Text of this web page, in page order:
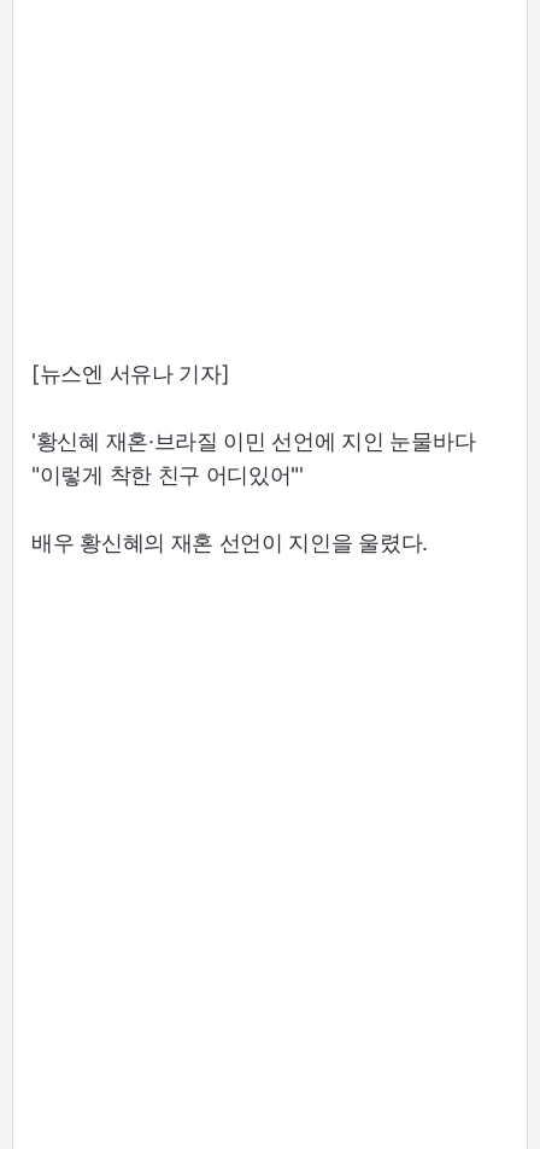
[뉴스엔 서유나 기자]
'황신혜 재혼·브라질 이민 선언에 지인 눈물바다
"이렇게 착한 친구 어디있어"'
배우 황신혜의 재혼 선언이 지인을 울렸다.